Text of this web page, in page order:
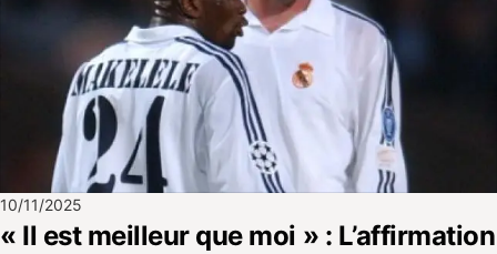
10/11/2025
« Il est meilleur que moi » : L’affirmation